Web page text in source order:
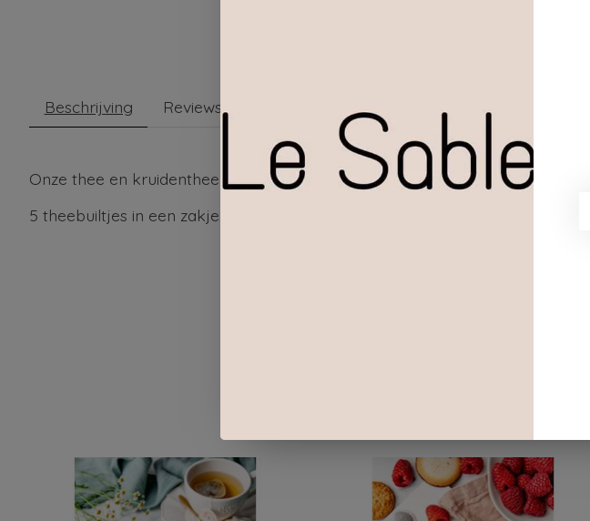
Beschrijving Reviews (0)
Onze thee en kruidenthee zijn afkomstig uit de biologische landbouw.
5 theebuiltjes in een zakje.
Items van productcarrousel